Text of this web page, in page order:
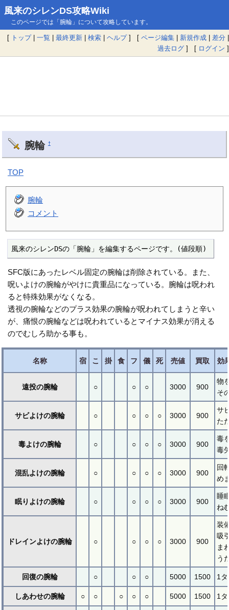
風来のシレンDS攻略Wiki
このページでは「腕輪」について攻略しています。
[ トップ| 一覧 | 最終更新 | 検索 | ヘルプ] [ ページ編集 | 新規作成 | 差分 |
過去ログ ] [ ログイン ]
腕輪 †
TOP
腕輪
コメント
風来のシレンDSの「腕輪」を編集するページです。(値段順)
SFC版にあったレベル固定の腕輪は削除されている。また、
呪いよけの腕輪がやけに貴重品になっている。腕輪は呪われ
ると特殊効果がなくなる。
透視の腕輪などのプラス効果の腕輪が呪われてしまうと辛い
が、痛恨の腕輪などは呪われているとマイナス効果が消える
のでむしろ助かる事も。
名称 宿 こ 掛 食 フ 儀 死 売値 買取 効
遠投の腕輪 ○ ○ ○ 3000 900
物
そ
サビよけの腕輪 ○ ○ ○ ○ 3000 900
サ
た
毒よけの腕輪 ○ ○ ○ ○ 3000 900
毒
毒
混乱よけの腕輪 ○ ○ ○ ○ 3000 900
回
め
眠りよけの腕輪 ○ ○ ○ ○ 3000 900
睡
ね
ドレインよけの腕輪 ○ ○ ○ ○ 3000 900
装
吸
ま
う
回復の腕輪 ○ ○ ○ 5000 1500 1
しあわせの腕輪 ○ ○ ○ ○ ○ 5000 1500 1